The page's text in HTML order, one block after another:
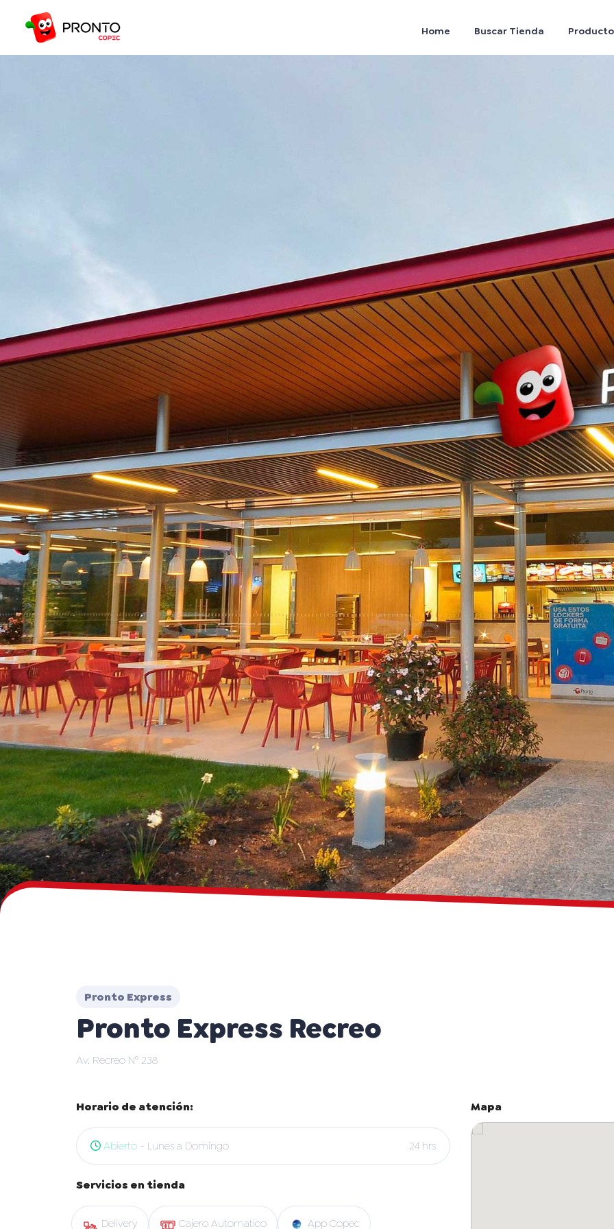
Home Buscar Tienda
Pronto Express
Pronto Express Recreo
Av. Recreo N° 238
Horario de atención:
Abierto - Lunes a Domingo 24 hrs
Servicios en tienda
Delivery Cajero Automatico App Copec
Mapa